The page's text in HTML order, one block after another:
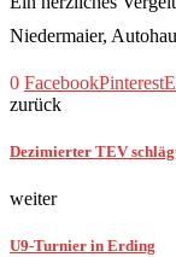
Niedermaier,
0 FacebookPinterest
zurück
Dezimierter TEV
weiter
U9-Turnier in Erding